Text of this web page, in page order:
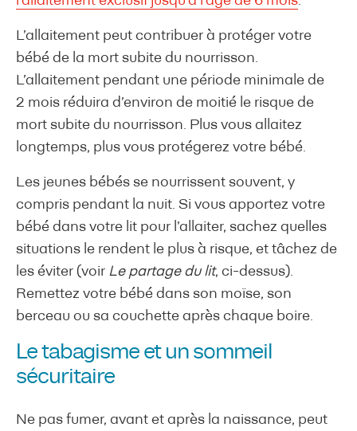
L’allaitement peut contribuer à protéger votre
bébé de la mort subite du nourrisson.
L’allaitement pendant une période minimale de
2 mois réduira d’environ de moitié le risque de
mort subite du nourrisson. Plus vous allaitez
longtemps, plus vous protégerez votre bébé.
Les jeunes bébés se nourrissent souvent, y
compris pendant la nuit. Si vous apportez votre
bébé dans votre lit pour l’allaiter, sachez quelles
situations le rendent le plus à risque, et tâchez de
les éviter (voir Le partage du lit, ci-dessus).
Remettez votre bébé dans son moïse, son
berceau ou sa couchette après chaque boire.
Le tabagisme et un sommeil
sécuritaire
Ne pas fumer, avant et après la naissance, peut